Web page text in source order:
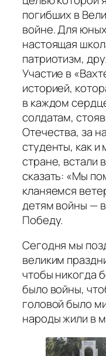
погибших в
войне. Для
настоящая
патриотизм,
Участие в
историей,
в каждом
солдатам,
Отечества, за
студенты, как
стране, встали
сказать: «Мы
кланяемся
детям войны —
Победу.
Сегодня мы
великим
чтобы никогда
было войны,
головой было
народы жили в